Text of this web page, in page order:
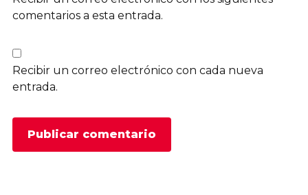
comentarios a esta entrada.
Recibir un correo electrónico con cada nueva
entrada.